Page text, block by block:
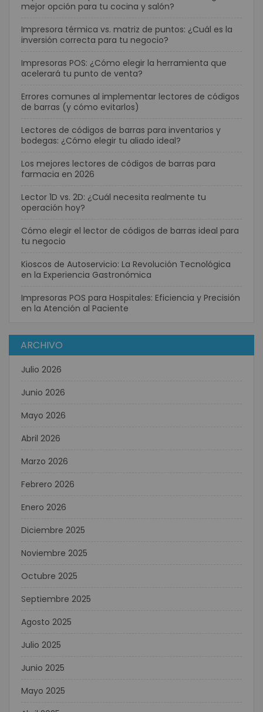
mejor opción para tu cocina y salón?
Impresora térmica vs. matriz de puntos: ¿Cuál es la
inversión correcta para tu negocio?
Impresoras POS: ¿Cómo elegir la herramienta que
acelerará tu punto de venta?
Errores comunes al implementar lectores de códigos
de barras (y cómo evitarlos)
Lectores de códigos de barras para inventarios y
bodegas: ¿Cómo elegir tu aliado ideal?
Los mejores lectores de códigos de barras para
farmacia en 2026
Lector 1D vs. 2D: ¿Cuál necesita realmente tu
operación hoy?
Cómo elegir el lector de códigos de barras ideal para
tu negocio
Kioscos de Autoservicio: La Revolución Tecnológica
en la Experiencia Gastronómica
Impresoras POS para Hospitales: Eficiencia y Precisión
en la Atención al Paciente
ARCHIVO
Julio 2026
Junio 2026
Mayo 2026
Abril 2026
Marzo 2026
Febrero 2026
Enero 2026
Diciembre 2025
Noviembre 2025
Octubre 2025
Septiembre 2025
Agosto 2025
Julio 2025
Junio 2025
Mayo 2025